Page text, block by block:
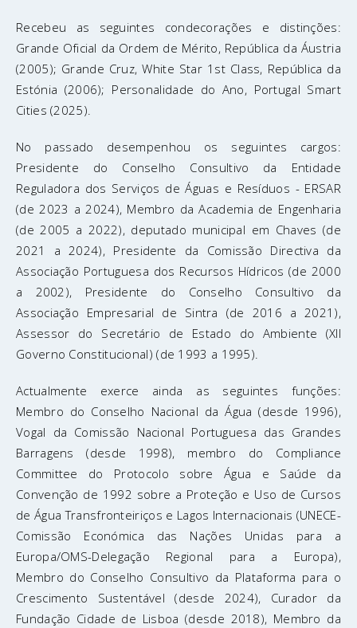
Recebeu as seguintes condecorações e distinções:
Grande Oficial da Ordem de Mérito, República da Áustria
(2005); Grande Cruz, White Star 1st Class, República da
Estónia (2006); Personalidade do Ano, Portugal Smart
Cities (2025).
No passado desempenhou os seguintes cargos:
Presidente do Conselho Consultivo da Entidade
Reguladora dos Serviços de Águas e Resíduos - ERSAR
(de 2023 a 2024), Membro da Academia de Engenharia
(de 2005 a 2022), deputado municipal em Chaves (de
2021 a 2024), Presidente da Comissão Directiva da
Associação Portuguesa dos Recursos Hídricos (de 2000
a 2002), Presidente do Conselho Consultivo da
Associação Empresarial de Sintra (de 2016 a 2021),
Assessor do Secretário de Estado do Ambiente (XII
Governo Constitucional) (de 1993 a 1995).
Actualmente exerce ainda as seguintes funções:
Membro do Conselho Nacional da Água (desde 1996),
Vogal da Comissão Nacional Portuguesa das Grandes
Barragens (desde 1998), membro do Compliance
Committee do Protocolo sobre Água e Saúde da
Convenção de 1992 sobre a Proteção e Uso de Cursos
de Água Transfronteiriços e Lagos Internacionais (UNECE-
Comissão Económica das Nações Unidas para a
Europa/OMS-Delegação Regional para a Europa),
Membro do Conselho Consultivo da Plataforma para o
Crescimento Sustentável (desde 2024), Curador da
Fundação Cidade de Lisboa (desde 2018), Membro da